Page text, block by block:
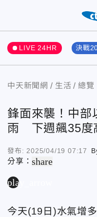
LIVE 24HR 決戰
中天新聞網 生活 總覽
鋒面來襲！中部
雨 下週飆35度
發布: 2025/04/19 07:17
分享：share
play_arrow
今天(19日)水氣增